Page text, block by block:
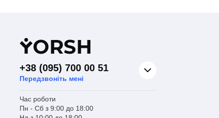
YORSH
+38 (095) 700 00 51
Передзвоніть мені
Час роботи
Пн - Сб з 9:00 до 18:00